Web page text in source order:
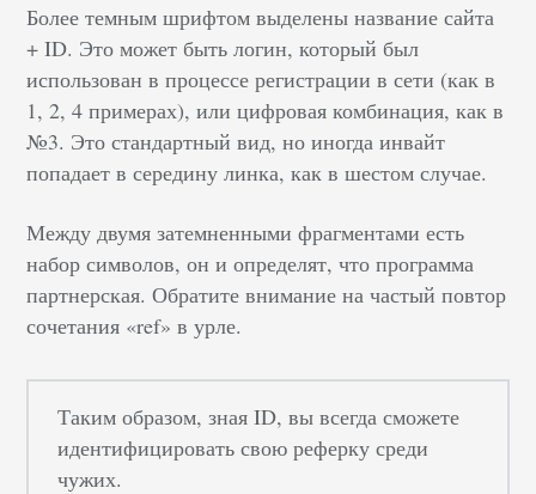
Более темным шрифтом выделены название сайта
+ ID. Это может быть логин, который был
использован в процессе регистрации в сети (как в
1, 2, 4 примерах), или цифровая комбинация, как в
№3. Это стандартный вид, но иногда инвайт
попадает в середину линка, как в шестом случае.
Между двумя затемненными фрагментами есть
набор символов, он и определят, что программа
партнерская. Обратите внимание на частый повтор
сочетания «ref» в урле.
Таким образом, зная ID, вы всегда сможете
идентифицировать свою реферку среди
чужих.